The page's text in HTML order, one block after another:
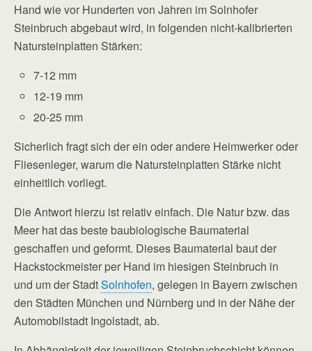
Hand wie vor Hunderten von Jahren im Solnhofer
Steinbruch abgebaut wird, in folgenden nicht-kalibrierten
Natursteinplatten Stärken:
7-12 mm
12-19 mm
20-25 mm
Sicherlich fragt sich der ein oder andere Heimwerker oder
Fliesenleger, warum die Natursteinplatten Stärke nicht
einheitlich vorliegt.
Die Antwort hierzu ist relativ einfach. Die Natur bzw. das
Meer hat das beste baubiologische Baumaterial
geschaffen und geformt. Dieses Baumaterial baut der
Hackstockmeister per Hand im hiesigen Steinbruch in
und um der StadtSolnhofen, gelegen in Bayern zwischen
den Städten München und Nürnberg und in der Nähe der
Automobilstadt Ingolstadt, ab.